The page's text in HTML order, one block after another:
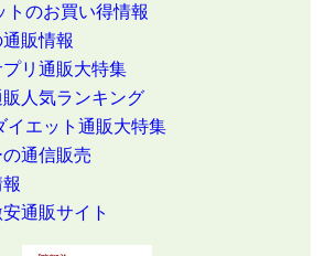
トのお買い得情報
販情報
リ通販大特集
人気ランキング
イエット通販大特集
通信販売
通販サイト